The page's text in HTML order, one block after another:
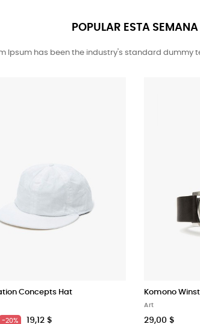
POPULAR ESTA SEMANA
Ipsum has been the industry's standard dummy
Concepts Hat
-20% 19,12 $
Komono
Art
29,00 $